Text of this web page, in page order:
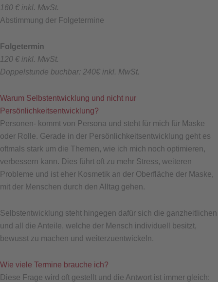
160 € inkl. MwSt.
Abstimmung der Folgetermine
Folgetermin
120 € inkl. MwSt.
Doppelstunde buchbar: 240€ inkl. MwSt.
Warum Selbstentwicklung und nicht nur
Persönlichkeitsentwicklung?
Personen- kommt von Persona und steht für mich für Maske
oder Rolle. Gerade in der Persönlichkeitsentwicklung geht es
oftmals stark um die Themen, wie ich mich noch optimieren,
verbessern kann. Dies führt oft zu mehr Stress, weiteren
Probleme und ist eher Kosmetik an der Oberfläche der Maske,
mit der Menschen durch den Alltag gehen.
Selbstentwicklung steht hingegen dafür sich die ganzheitlichen
und all die Anteile, welche der Mensch individuell besitzt,
bewusst zu machen und weiterzuentwickeln.
Wie viele Termine brauche ich?
Diese Frage wird oft gestellt und die Antwort ist immer gleich: